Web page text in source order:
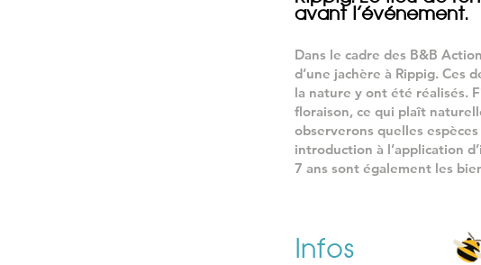
avant l’événement.
Dans le cadre des B&B
d’une jachère à Rippig. Ces
la nature y ont été réalisés.
floraison, ce qui plaît
observerons quelles
introduction à l’application
7 ans sont également les
Infos